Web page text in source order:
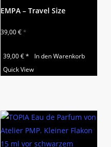
EMPA – Travel Size
39,00€*
39,00€*
In den Warenkorb
Quick View